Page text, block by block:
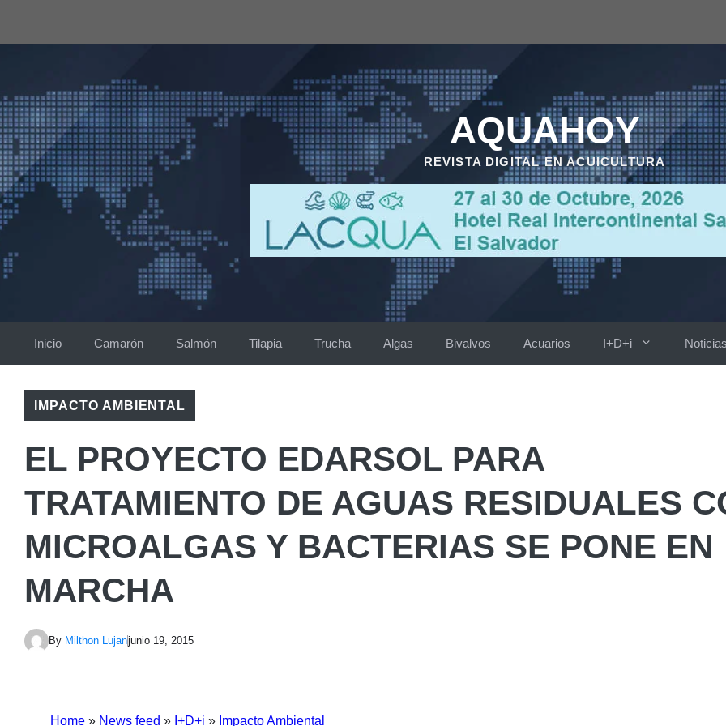
AQUAHOY
REVISTA DIGITAL EN ACUICULTURA
Inicio Camarón Salmón Tilapia Trucha Algas Bivalvos Acuarios I+D+i
IMPACTO AMBIENTAL
EL PROYECTO EDARSOL PARA
TRATAMIENTO DE AGUAS RESIDUALES
MICROALGAS Y BACTERIAS SE PONE EN
MARCHA
By Milthon Lujanjunio 19, 2015
Home » News feed » I+D+i » Impacto Ambiental